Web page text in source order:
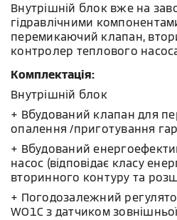
Внутрішній блок вже на
гідравлічними
перемикаючий клапан,
контролер теплового
Комплектація:
Внутрішній блок
+ Вбудований клапан для
опалення /приготування
+ Вбудований
насос (відповідає класу
вторинного контуру та
+ Погодозалежний
WO1C з датчиком